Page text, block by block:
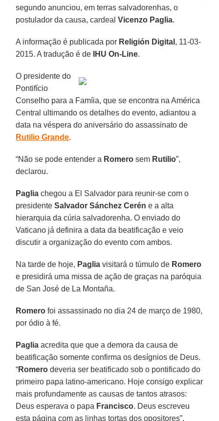
segundo anunciou, em terras salvadorenhas, o
postulador da causa, cardealVicenzo Paglia.
A informação é publicada por Religión Digital , 11-03-
2015. A tradução é de IHU On-Line.
O presidente do
Pontifício
Conselho para a Famíia, que se encontra na América
Central ultimando os detalhes do evento, adiantou a
data na véspera do aniversário do assassinato de
Rutilio Grande.
“Não se pode entender a Romero sem Rutilio”,
declarou.
Paglia chegou a El Salvador para reunir-se com o
presidenteSalvador Sánchez Cerén e a alta
hierarquia da cúria salvadorenha. O enviado do
Vaticano já definira a data da beatificação e veio
discutir a organização do evento com ambos.
Na tarde de hoje, Paglia visitará o túmulo de Romero
e presidirá uma missa de ação de graças na paróquia
de San José de La Montaña.
Romero foi assassinado no dia 24 de março de 1980,
por ódio à fé.
Paglia acredita que que a demora da causa de
beatificação somente confirma os desígnios de Deus.
“Romero deveria ser beatificado sob o pontificado do
primeiro papa latino-americano. Hoje consigo explicar
mais profundamente as causas de tantos atrasos:
Deus esperava o papa Francisco. Deus escreveu
esta página com as linhas tortas dos opositores”,